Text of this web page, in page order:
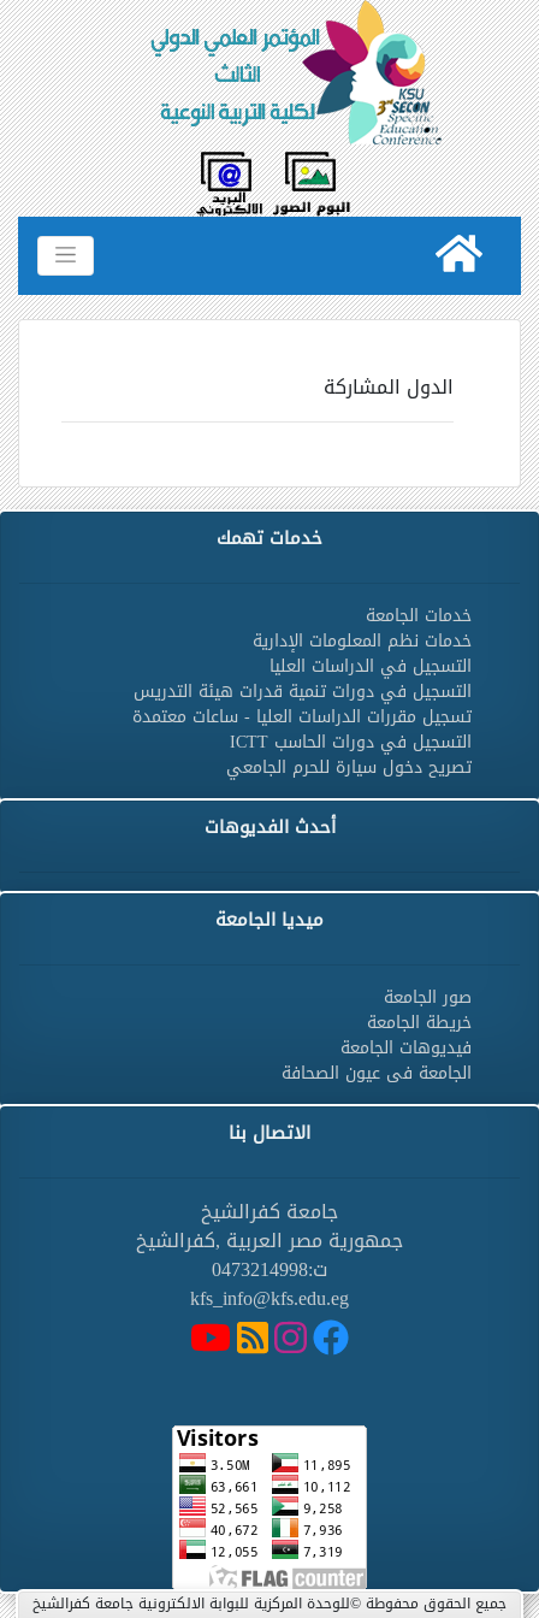
الدول المشاركة
خدمات تهمك
خدمات الجامعة
خدمات نظم المعلومات الإدارية
التسجيل في الدراسات العليا
التسجيل في دورات تنمية قدرات هيئة التدريس
تسجيل مقررات الدراسات العليا - ساعات معتمدة
التسجيل في دورات الحاسب ICTT
تصريح دخول سيارة للحرم الجامعي
أحدث الفديوهات
ميديا الجامعة
صور الجامعة
خريطة الجامعة
فيديوهات الجامعة
الجامعة فى عيون الصحافة
الاتصال بنا
جامعة كفرالشيخ
جمهورية مصر العربية ,كفرالشيخ
ت:0473214998
kfs_info@kfs.edu.eg
جميع الحقوق محفوطة ©للوحدة المركزية للبوابة الالكترونية جامعة كفرالشيخ